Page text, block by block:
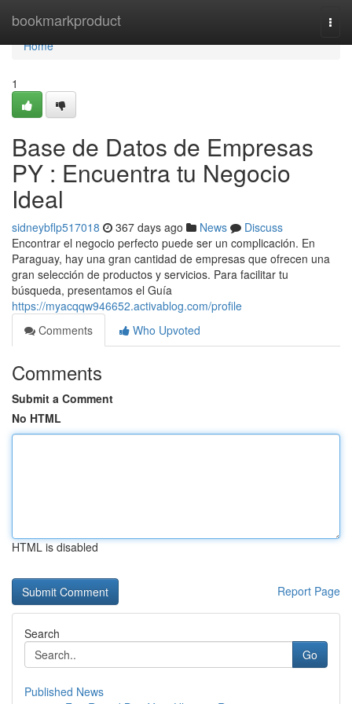
bookmarkproduct
Home
Home
1
Base de Datos de Empresas
PY : Encuentra tu Negocio
Ideal
sidneybflp517018 367 days ago News
Discuss
Encontrar el negocio perfecto puede ser un complicación. En
Paraguay, hay una gran cantidad de empresas que ofrecen una
gran selección de productos y servicios. Para facilitar tu
búsqueda, presentamos el Guía
https://myacqqw946652.activablog.com/profile
Comments
Who Upvoted
Comments
Submit a Comment
No HTML
HTML is disabled
Report Page
Search
Go
Published News